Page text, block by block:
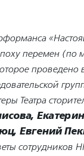
перемен (по
проведено
Театра
Евгений
сотрудников